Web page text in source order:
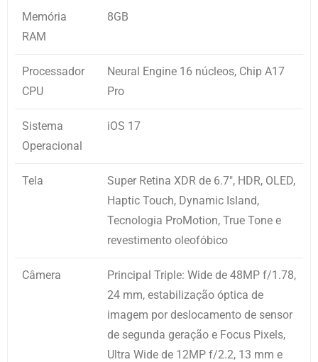
Memória
RAM
8GB
Processador
CPU
Neural Engine 16 núcleos, Chip A17
Pro
Sistema
Operacional
iOS 17
Tela
Super Retina XDR de 6.7″, HDR, OLED,
Haptic Touch, Dynamic Island,
Tecnologia ProMotion, True Tone e
revestimento oleofóbico
Câmera
Principal Triple: Wide de 48MP f/1.78,
24 mm, estabilização óptica de
imagem por deslocamento de sensor
de segunda geração e Focus Pixels,
Ultra Wide de 12MP f/2.2, 13 mm e